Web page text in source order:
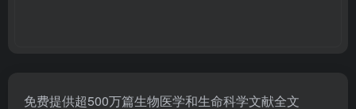
免费提供超500万篇生物医学和生命科学文献全文